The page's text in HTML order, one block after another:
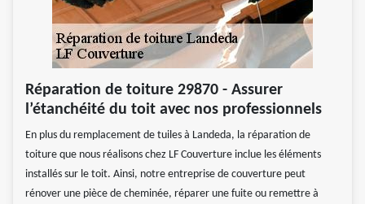
Réparation de toiture 29870 - Assurer
l’étanchéité du toit avec nos professionnels
En plus du remplacement de tuiles à Landeda, la réparation de
toiture que nous réalisons chez LF Couverture inclue les éléments
installés sur le toit. Ainsi, notre entreprise de couverture peut
rénover une pièce de cheminée, réparer une fuite ou remettre à